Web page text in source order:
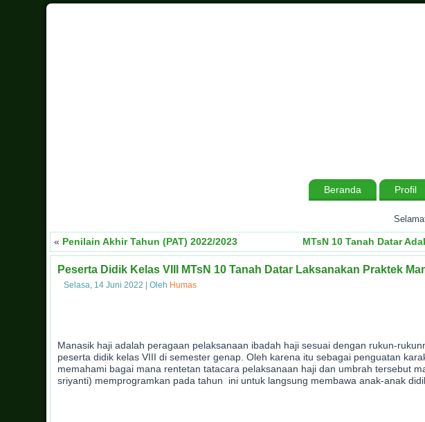
Beranda Profil
Selamat
« Penilain Akhir Tahun (PAT) 2022/2023 MTsN 10 Tanah Datar
Peserta Didik Kelas VIII MTsN 10 Tanah Datar Laksanakan Praktek
Selasa, 14 Juni 2022 Oleh Humas
Manasik haji adalah peragaan pelaksanaan ibadah haji sesuai dengan rukun-
peserta didik kelas VIII di semester genap. Oleh karena itu sebagai penguatan
memahami bagai mana rentetan tatacara pelaksanaan haji dan umbrah tersebut
sriyanti) memprogramkan pada tahun ini untuk langsung membawa anak-anak